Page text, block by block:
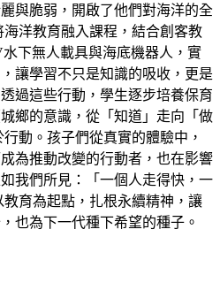
與脆弱，開啟了他們對海洋的全
洋教育融入課程，結合創客教
下無人載具與海底機器人，實
讓學習不只是知識的吸收，更是
過這些行動，學生逐步培養保育
鄉的意識，從「知道」走向「做
動。孩子們從真實的體驗中，
為推動改變的行動者，也在影響
我們所見：「一個人走得快，一
育為起點，扎根永續精神，讓
也為下一代種下希望的種子。